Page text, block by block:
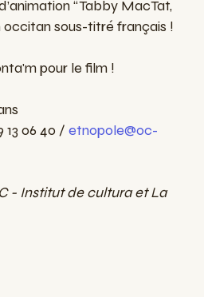
“Tabby MacTat,
sous-titré français !
pour le film !
13 06 40 / etnopole@oc-
- Institut de cultura et La